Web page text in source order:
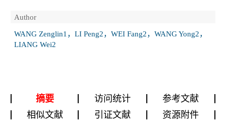
Author
WANG Zenglin1，LI Peng2，WEI Fang2，WANG Yong2，
LIANG Wei2
摘要 访问统计
参考文献
相似文献
引证文献 资源附件